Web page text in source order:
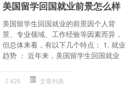
美国留学回国就业前景怎么样
美国留学生回国就业的前景因个人背
景、专业领域、工作经验等因素而异，
但总体来看，有以下几个特点： 1. 就业
趋势 ： 近年来，美国留学生回国就业
425 文章列表